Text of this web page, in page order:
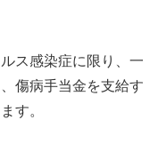
ス感染症に限り、一
傷病手当金を支給す
す。